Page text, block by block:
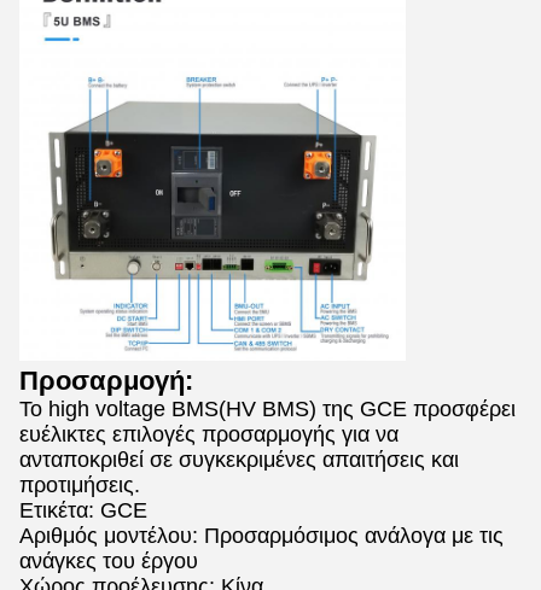
Προσαρμογή:
Το high voltage BMS(HV BMS) της GCE προσφέρει
ευέλικτες επιλογές προσαρμογής για να
ανταποκριθεί σε συγκεκριμένες απαιτήσεις και
προτιμήσεις.
Ετικέτα: GCE
Αριθμός μοντέλου: Προσαρμόσιμος ανάλογα με τις
ανάγκες του έργου